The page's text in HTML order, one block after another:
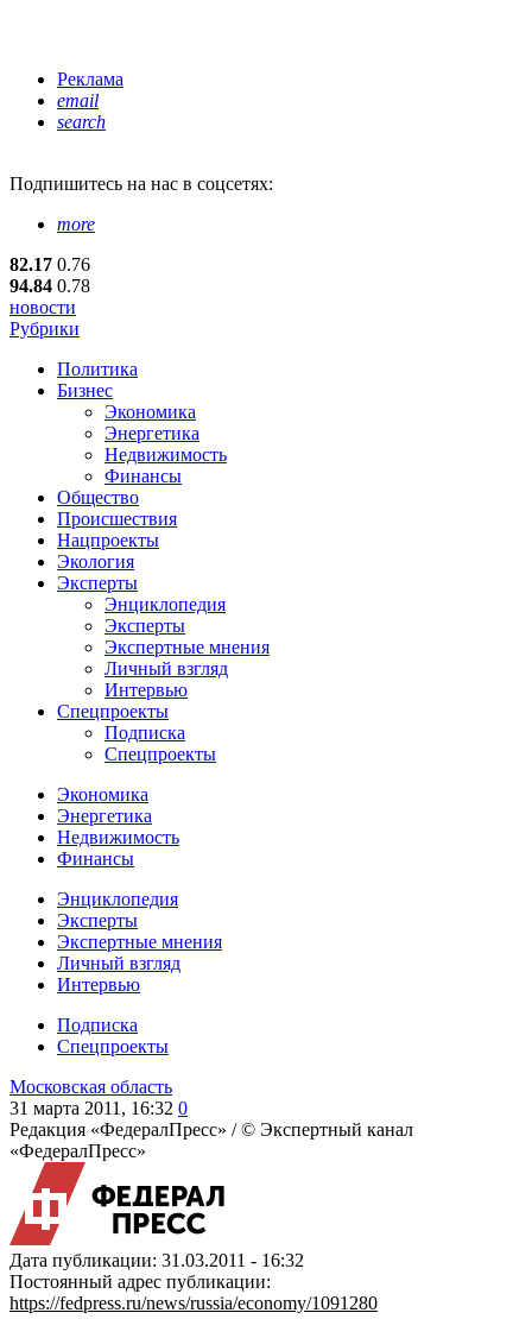
Реклама
email
search
Подпишитесь на нас в соцсетях:
more
82.17 0.76
94.84 0.78
новости
Рубрики
Политика
Бизнес
Экономика
Энергетика
Недвижимость
Финансы
Общество
Происшествия
Нацпроекты
Экология
Эксперты
Энциклопедия
Эксперты
Экспертные мнения
Личный взгляд
Интервью
Спецпроекты
Подписка
Спецпроекты
Экономика
Энергетика
Недвижимость
Финансы
Энциклопедия
Эксперты
Экспертные мнения
Личный взгляд
Интервью
Подписка
Спецпроекты
Московская область
31 марта 2011, 16:32 0
Редакция «ФедералПресс» /© Экспертный канал
«ФедералПресс»
Дата публикации: 31.03.2011 - 16:32
Постоянный адрес публикации:
https://fedpress.ru/news/russia/economy/1091280